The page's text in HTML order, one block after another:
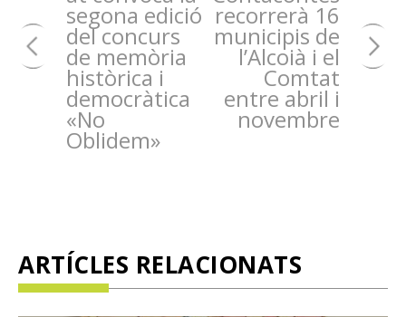
segona edició
del concurs
de memòria
històrica i
democràtica
«No
Oblidem»
recorrerà 16
municipis de
l’Alcoià i el
Comtat
entre abril i
novembre
ARTÍCLES RELACIONATS